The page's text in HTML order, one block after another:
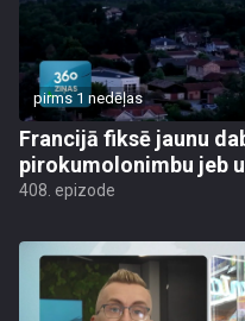
pirms 1 nedēļas
Francijā fiksē jaunu
pirokumolonimbu jeb
408. epizode